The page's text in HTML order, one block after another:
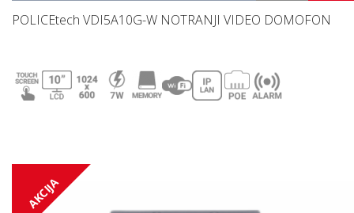
POLICEtech VDI5A10G-W NOTRANJI VIDEO DOMOFON
AKCIJA